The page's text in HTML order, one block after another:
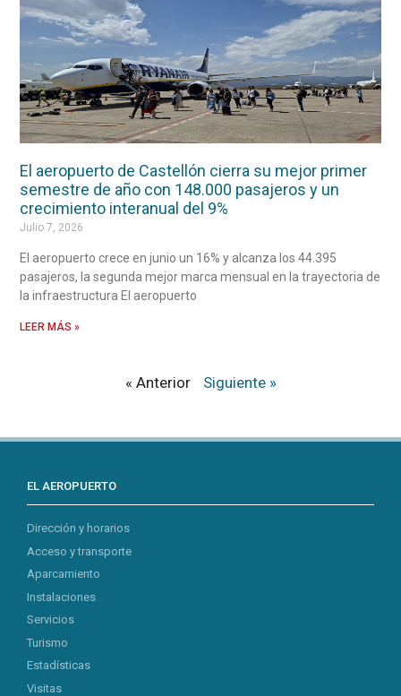
El aeropuerto de Castellón cierra su mejor primer
semestre de año con 148.000 pasajeros y un
crecimiento interanual del 9%
Julio 7, 2026
El aeropuerto crece en junio un 16% y alcanza los 44.395
pasajeros, la segunda mejor marca mensual en la trayectoria de
la infraestructura El aeropuerto
LEER MÁS »
« Anterior Siguiente »
EL AEROPUERTO
Dirección y horarios
Acceso y transporte
Aparcamiento
Instalaciones
Servicios
Turismo
Estadísticas
Visitas